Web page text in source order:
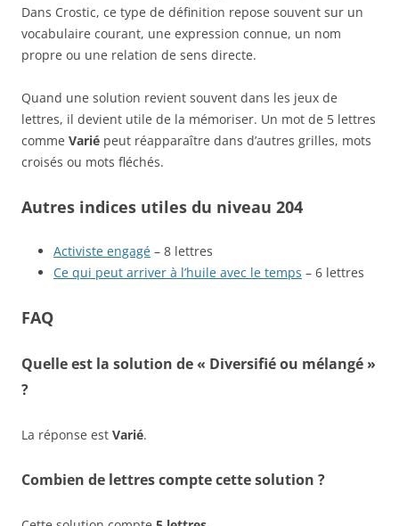
Dans Crostic, ce type de définition repose souvent sur un
vocabulaire courant, une expression connue, un nom
propre ou une relation de sens directe.
Quand une solution revient souvent dans les jeux de
lettres, il devient utile de la mémoriser. Un mot de 5 lettres
comme Varié peut réapparaître dans d’autres grilles, mots
croisés ou mots fléchés.
Autres indices utiles du niveau 204
Activiste engagé – 8 lettres
Ce qui peut arriver à l’huile avec le temps – 6 lettres
FAQ
Quelle est la solution de « Diversifié ou mélangé »
?
La réponse est Varié.
Combien de lettres compte cette solution ?